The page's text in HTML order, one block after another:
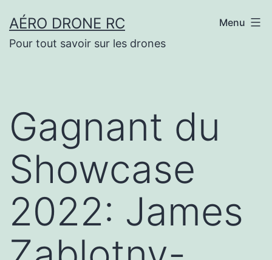
au
contenu
AÉRO DRONE RC
Pour tout savoir sur les drones
Menu
Gagnant du
Showcase
2022: James